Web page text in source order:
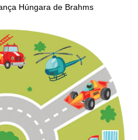
Húngara de Brahms